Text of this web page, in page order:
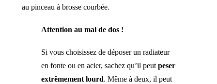
au pinceau à brosse courbée.
Attention au mal de dos !
Si vous choisissez de déposer un radiateur
en fonte ou en acier, sachez qu’il peut peser
extrêmement lourd. Même à deux, il peut